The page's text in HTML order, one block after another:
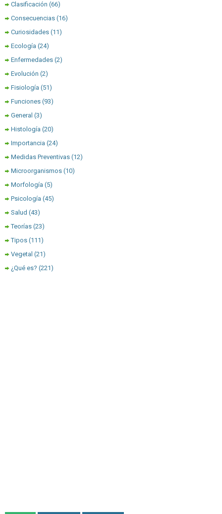
Clasificación (66)
Consecuencias (16)
Curiosidades (11)
Ecología (24)
Enfermedades (2)
Evolución (2)
Fisiología (51)
Funciones (93)
General (3)
Histología (20)
Importancia (24)
Medidas Preventivas (12)
Microorganismos (10)
Morfología (5)
Psicología (45)
Salud (43)
Teorías (23)
Tipos (111)
Vegetal (21)
¿Qué es? (221)